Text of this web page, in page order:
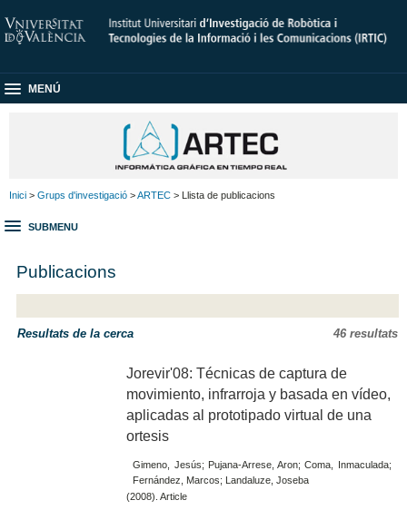
MENÚ
Inici > Grups d'investigació >ARTEC > Llista de publicacions
SUBMENU
Publicacions
Resultats de la cerca 46 resultats
Jorevir'08: Técnicas de captura de
movimiento, infrarroja y basada en vídeo,
aplicadas al prototipado virtual de una
ortesis
Gimeno, Jesús; Pujana-Arrese, Aron; Coma, Inmaculada;
Fernández, Marcos; Landaluze, Joseba
(2008). Article